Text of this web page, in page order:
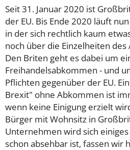
Seit 31. Januar 2020 ist
der EU. Bis Ende 2020 läuft
in der sich rechtlich kaum
noch über die Einzelheiten
Den Briten geht es dabei um
Freihandelsabkommen - und
Pflichten gegenüber der EU.
Brexit" ohne Abkommen ist
wenn keine Einigung erzielt
Bürger mit Wohnsitz in
Unternehmen wird sich
schon absehbar ist, fassen wir